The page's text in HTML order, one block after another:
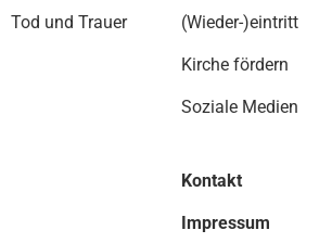
Tod und Trauer (Wieder-)eintritt
Kirche fördern
Soziale Medien
Kontakt
Impressum